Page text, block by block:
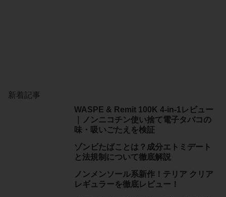
新着記事
WASPE & Remit 100K 4-in-1レビュー
｜ノンニコチン使い捨て電子タバコの
味・吸いごたえを検証
ゾンビたばことは？成分エトミデート
と法規制について徹底解説
ノンメンソール系新作！テリア クリア
レギュラーを徹底レビュー！